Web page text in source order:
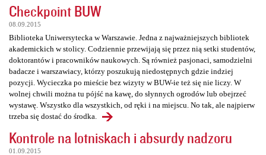
Checkpoint BUW
08.09.2015
Biblioteka Uniwersytecka w Warszawie. Jedna z najważniejszych bibliotek
akademickich w stolicy. Codziennie przewijają się przez nią setki studentów,
doktorantów i pracowników naukowych. Są również pasjonaci, samodzielni
badacze i warszawiacy, którzy poszukują niedostępnych gdzie indziej
pozycji. Wycieczka po mieście bez wizyty w BUW-ie też się nie liczy. W
wolnej chwili można tu pójść na kawę, do słynnych ogrodów lub obejrzeć
wystawę. Wszystko dla wszystkich, od ręki i na miejscu. No tak, ale najpierw
trzeba się dostać do środka.
Kontrole na lotniskach i absurdy nadzoru
01.09.2015